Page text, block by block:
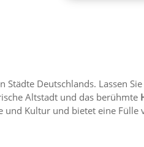
Deutschlands. Lassen
Altstadt und das berühmte
und Kultur und bietet eine